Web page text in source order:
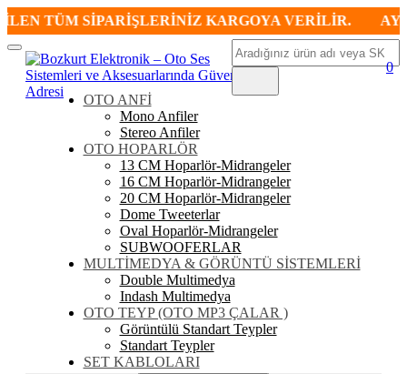
TÜM SİPARİŞLERİNİZ KARGOYA VERİLİR. AYNI
Mobil
Menü
Ara
0
OTO ANFİ
Mono Anfiler
Stereo Anfiler
OTO HOPARLÖR
13 CM Hoparlör-Midrangeler
16 CM Hoparlör-Midrangeler
20 CM Hoparlör-Midrangeler
Dome Tweeterlar
Oval Hoparlör-Midrangeler
SUBWOOFERLAR
MULTİMEDYA & GÖRÜNTÜ SİSTEMLERİ
Double Multimedya
Indash Multimedya
OTO TEYP (OTO MP3 ÇALAR )
Görüntülü Standart Teypler
Standart Teypler
SET KABLOLARI